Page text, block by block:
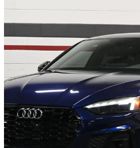
2021 Audi A5 Sportback
2.0 TFSI quattro Progressiv AWD61 409
31 995 $